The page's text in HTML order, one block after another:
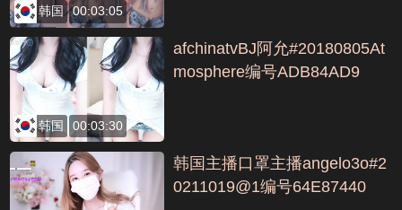
韩国 00:03:05
韩国 00:03:30
afchinatvBJ阿允#20180805At
mosphere编号ADB84AD9
韩国主播口罩主播angelo3o#2
0211019@1编号64E87440